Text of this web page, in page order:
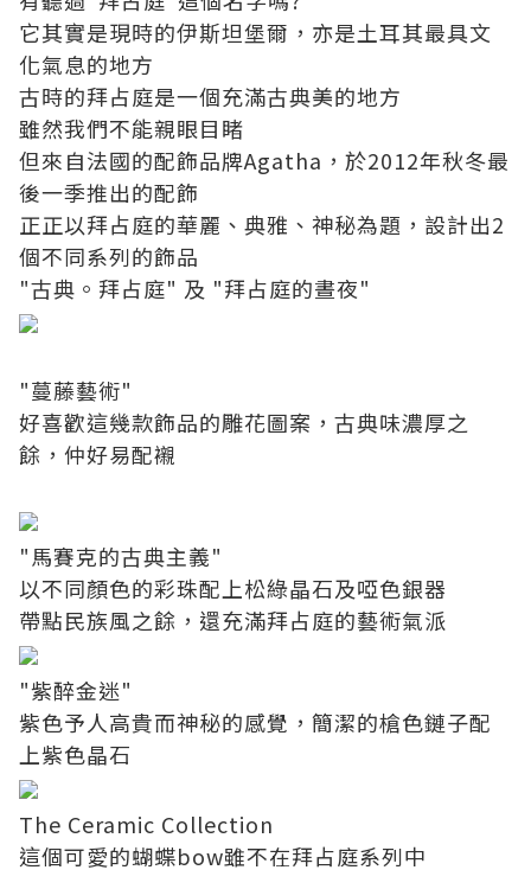
它其實是現時的伊斯坦堡爾，亦是土耳其最具文
化氣息的地方
古時的拜占庭是一個充滿古典美的地方
雖然我們不能親眼目睹
但來自法國的配飾品牌Agatha，於2012年秋冬最
後一季推出的配飾
正正以拜占庭的華麗、典雅、神秘為題，設計出2
個不同系列的飾品
"古典。拜占庭" 及 "拜占庭的晝夜"
"蔓藤藝術"
好喜歡這幾款飾品的雕花圖案，古典味濃厚之
餘，仲好易配襯
"馬賽克的古典主義"
以不同顏色的彩珠配上松綠晶石及啞色銀器
帶點民族風之餘，還充滿拜占庭的藝術氣派
"紫醉金迷"
紫色予人高貴而神秘的感覺，簡潔的槍色鏈子配
上紫色晶石
The Ceramic Collection
這個可愛的蝴蝶bow雖不在拜占庭系列中